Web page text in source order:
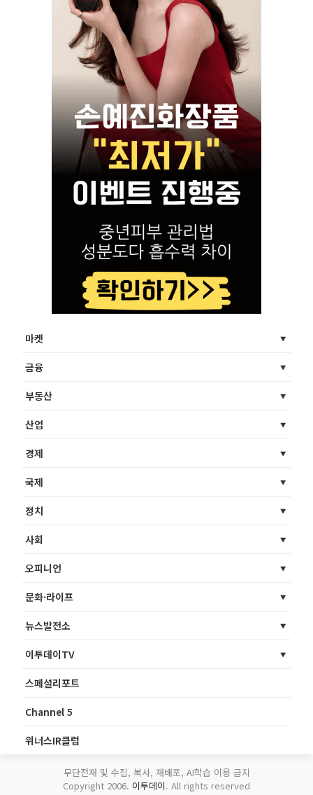
마켓
금융
부동산
산업
경제
국제
정치
사회
오피니언
문화·라이프
뉴스발전소
이투데이TV
스페셜리포트
Channel 5
위너스IR클럽
무단전재 및 수집, 복사, 재배포, AI학습 이용 금지
Copyright 2006. 이투데이. All rights reserved